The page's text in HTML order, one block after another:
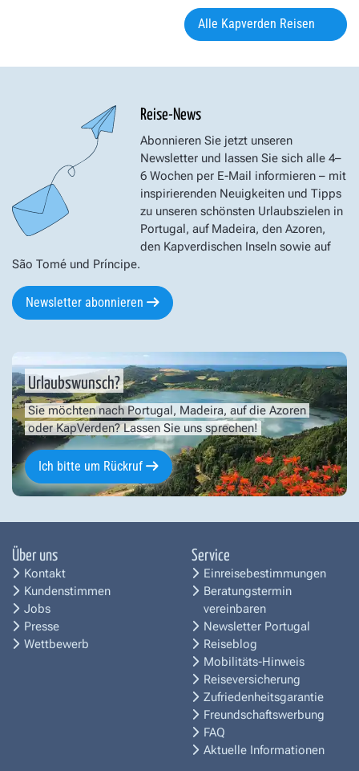
Alle Kapverden Reisen
Reise-News
Abonnieren Sie jetzt unseren
Newsletter und lassen Sie sich alle 4–
6 Wochen per E-Mail informieren – mit
inspirierenden Neuigkeiten und Tipps
zu unseren schönsten Urlaubszielen in
Portugal, auf Madeira, den Azoren,
den Kapverdischen Inseln sowie auf
São Tomé und Príncipe.
Newsletter abonnieren
Urlaubswunsch?
Sie möchten nach Portugal, Madeira, auf die Azoren
oder KapVerden? Lassen Sie uns sprechen!
Ich bitte um Rückruf
Über uns
Kontakt
Kundenstimmen
Jobs
Presse
Wettbewerb
Service
Einreisebestimmungen
Beratungstermin
vereinbaren
Newsletter Portugal
Reiseblog
Mobilitäts-Hinweis
Reiseversicherung
Zufriedenheitsgarantie
Freundschaftswerbung
FAQ
Aktuelle Informationen